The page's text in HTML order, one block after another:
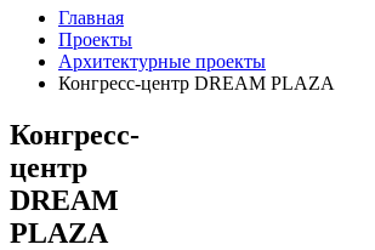
Главная
Проекты
Архитектурные проекты
Конгресс-центр DREAM PLAZA
Конгресс-
центр
DREAM
PLAZA